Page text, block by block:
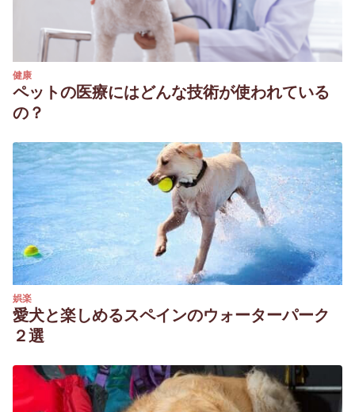
https://eprints.ucm.es/3206/1/T18331.pdf
健康
ペットの医療にはどんな技術が使われている
の？
娯楽
愛犬と楽しめるスペインのウォーターパーク
２選